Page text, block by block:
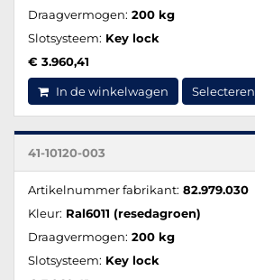
Draagvermogen: 200 kg
Slotsysteem: Key lock
€ 3.960,41
In de winkelwagen Selecteren
41-10120-003
Artikelnummer fabrikant: 82.979.030
Kleur: Ral6011 (resedagroen)
Draagvermogen: 200 kg
Slotsysteem: Key lock